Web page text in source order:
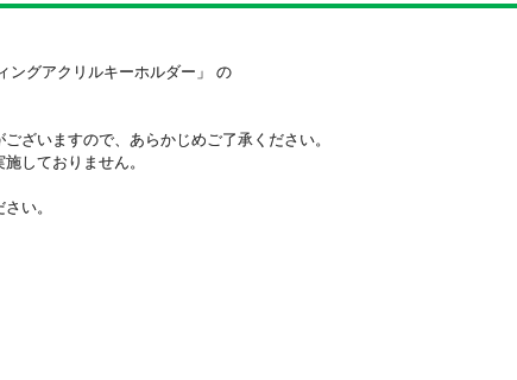
ングアクリルキーホルダー」
の
ざいますので、 あらかじめご了承ください。
しておりません。
い。